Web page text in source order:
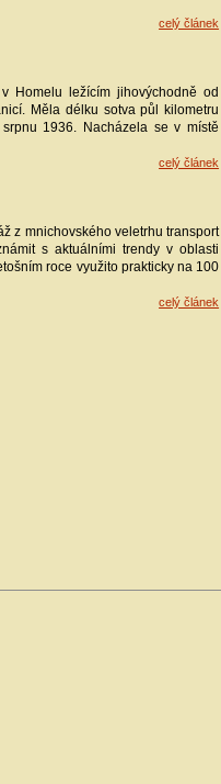
celý článek
Homelu ležícím jihovýchodně od
Měla délku sotva půl kilometru
1936. Nacházela se v místě
celý článek
z mnichovského veletrhu transport
s aktuálními trendy v oblasti
roce využito prakticky na 100
celý článek